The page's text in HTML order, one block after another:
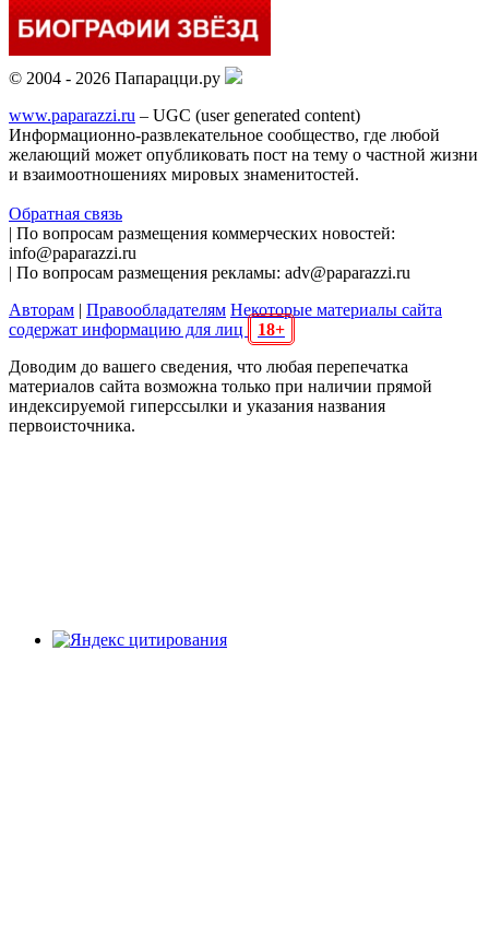
© 2004 - 2026 Папарацци.ру
www.paparazzi.ru – UGC (user generated content)
Информационно-развлекательное сообщество, где любой
желающий может опубликовать пост на тему о частной жизни
и взаимоотношениях мировых знаменитостей.
Обратная связь
| По вопросам размещения коммерческих новостей:
info@paparazzi.ru
| По вопросам размещения рекламы: adv@paparazzi.ru
Авторам | Правообладателям Некоторые материалы сайта
содержат информацию для лиц
18+
Доводим до вашего сведения, что любая перепечатка
материалов сайта возможна только при наличии прямой
индексируемой гиперссылки и указания названия
первоисточника.